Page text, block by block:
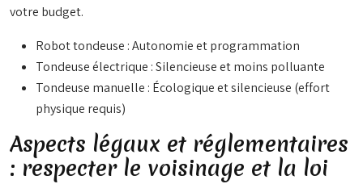
votre budget.
Robot tondeuse : Autonomie et programmation
Tondeuse électrique : Silencieuse et moins polluante
Tondeuse manuelle : Écologique et silencieuse (effort
physique requis)
Aspects légaux et réglementaires
: respecter le voisinage et la loi